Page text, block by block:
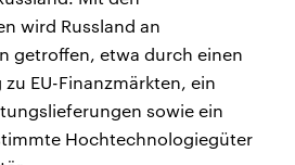
wird Russland an
getroffen, etwa durch einen
EU-Finanzmärkten, ein
sowie ein
Hochtechnologiegüter